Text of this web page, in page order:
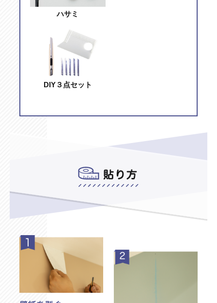
ハサミ
DIY３点セット